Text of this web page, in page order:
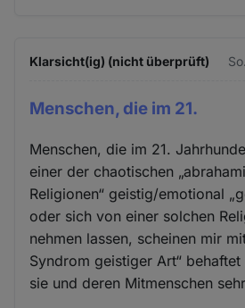
Klarsicht(ig) (nicht überprüft)
Menschen, die im 21.
Menschen, die im 21.
einer der chaotischen
Religionen“ geistig/emotional
oder sich von einer solchen
nehmen lassen, scheinen mir
Syndrom geistiger Art“
sie und deren Mitmenschen